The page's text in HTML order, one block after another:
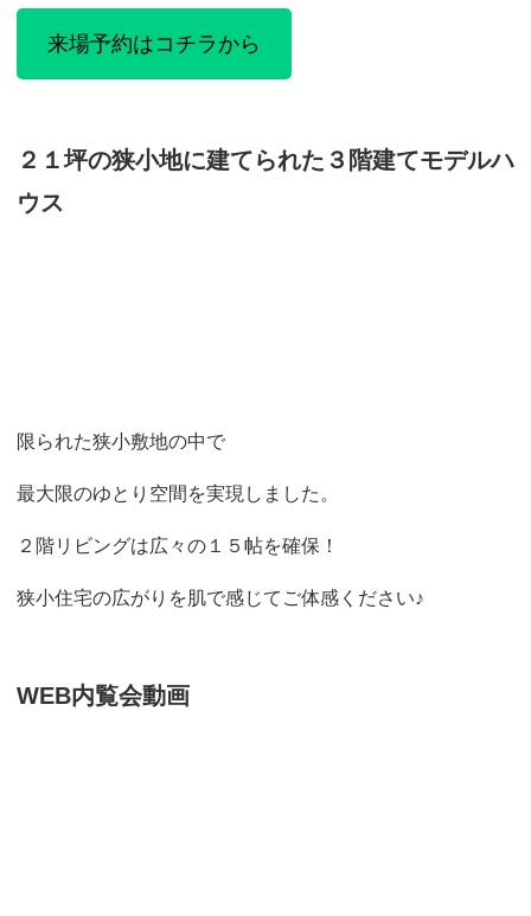
来場予約はコチラから
２１坪の狭小地に建てられた３階建てモデルハ
ウス
限られた狭小敷地の中で
最大限のゆとり空間を実現しました。
２階リビングは広々の１５帖を確保！
狭小住宅の広がりを肌で感じてご体感ください♪
WEB内覧会動画